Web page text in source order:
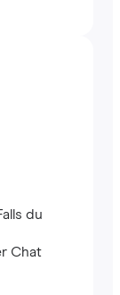
du
Chat